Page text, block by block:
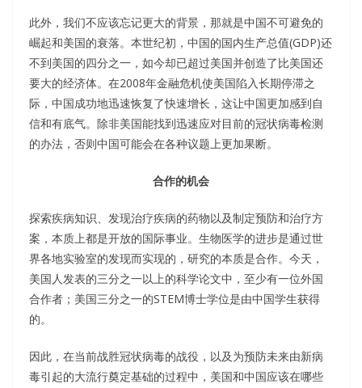
此外，我们不应该忘记更大的背景，那就是中国不可避免的
崛起和美国的衰落。本世纪初，中国的国内生产总值(GDP)还
不到美国的四分之一，如今却已超过美国并创造了比美国还
要大的经济体。在2008年金融危机使美国陷入长期停滞之
际，中国成功地迅速恢复了快速增长，这让中国更加感到自
信和有底气。除非美国能找到迅速应对目前的冠状病毒检测
的办法，否则中国可能会在各种议题上更加果断。
合作的机会
探索疾病知识、发现治疗疾病的药物以及制定预防和治疗方
案，本质上都是开放的国际事业。生物医学的进步是通过世
界各地实验室的发现而实现的，研究的本质是合作。今天，
美国人发表的三分之一以上的科学论文中，至少有一位外国
合作者；美国三分之一的STEM博士学位是由中国学生获得
的。
因此，在当前战胜冠状病毒的战役，以及为预防未来由新病
毒引起的大流行奠定基础的过程中，美国和中国应该在哪些